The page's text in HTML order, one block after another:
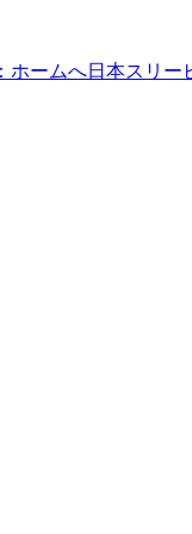
日本スリー